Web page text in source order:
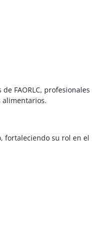
FAORLC, profesionales
alimentarios.
fortaleciendo su rol en el